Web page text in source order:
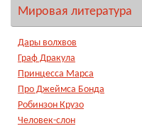
Мировая литература
Дары волхвов
Граф Дракула
Принцесса Марса
Про Джеймса Бонда
Робинзон Крузо
Человек-слон